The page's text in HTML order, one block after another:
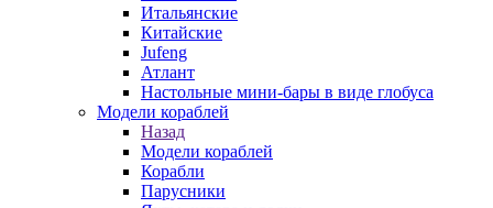
Итальянские
Китайские
Jufeng
Атлант
Настольные мини-бары в виде глобуса
Модели кораблей
Назад
Модели кораблей
Корабли
Парусники